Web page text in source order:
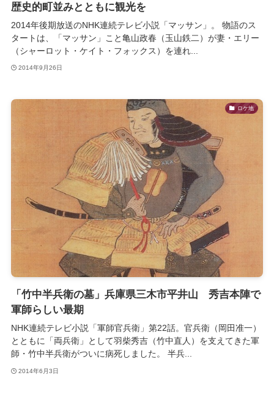
歴史的町並みとともに観光を
2014年後期放送のNHK連続テレビ小説「マッサン」。 物語のス
タートは、「マッサン」こと亀山政春（玉山鉄二）が妻・エリー
（シャーロット・ケイト・フォックス）を連れ...
2014年9月26日
ロケ地
「竹中半兵衛の墓」兵庫県三木市平井山 秀吉本陣で
軍師らしい最期
NHK連続テレビ小説「軍師官兵衛」第22話。官兵衛（岡田准一）
とともに「両兵衛」として羽柴秀吉（竹中直人）を支えてきた軍
師・竹中半兵衛がついに病死しました。 半兵...
2014年6月3日